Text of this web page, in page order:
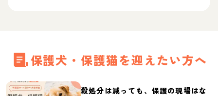
保護犬・保護猫を迎えたい方へ
殺処分は減っても、保護の現場はな